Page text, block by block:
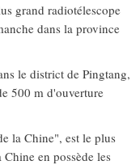
PLANÈTE
grand radiotélescope
dans la province
le district de Pingtang,
500 m d'ouverture
la Chine", est le plus
en possède les